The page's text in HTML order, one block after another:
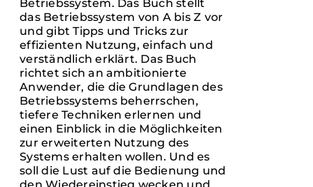
DER
PRODUKTSEITE
GEWÄHLT
WERDEN
Betriebssystem. Das Buch stellt
das Betriebssystem von A bis Z vor
und gibt Tipps und Tricks zur
effizienten Nutzung, einfach und
verständlich erklärt. Das Buch
richtet sich an ambitionierte
Anwender, die die Grundlagen des
Betriebssystems beherrschen,
tiefere Techniken erlernen und
einen Einblick in die Möglichkeiten
zur erweiterten Nutzung des
Systems erhalten wollen. Und es
soll die Lust auf die Bedienung und